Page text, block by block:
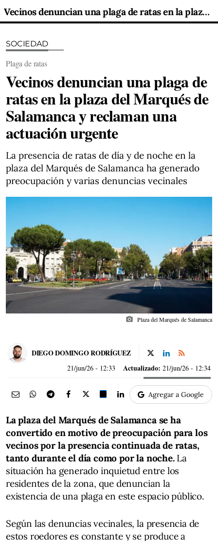
Vecinos denuncian una plaga de ratas en la plaza del Marqués de Salamanca y reclaman una actuación urgente
SOCIEDAD
Plaga de ratas
Vecinos denuncian una plaga de
ratas en la plaza del Marqués de
Salamanca y reclaman una
actuación urgente
La presencia de ratas de día y de noche en la
plaza del Marqués de Salamanca ha generado
preocupación y varias denuncias vecinales
photo_camera Plaza del Marqués de Salamanca
DIEGO DOMINGO RODRÍGUEZ
21/jun/26 - 12:33 Actualizado: 21/jun/26 - 12:34
Agregar a Google
La plaza del Marqués de Salamanca se ha
convertido en motivo de preocupación para los
vecinos por la presencia continuada de ratas,
tanto durante el día como por la noche.La
situación ha generado inquietud entre los
residentes de la zona, que denuncian la
existencia de una plaga en este espacio público.
Según las denuncias vecinales, la presencia de
estos roedores es constante y se produce a